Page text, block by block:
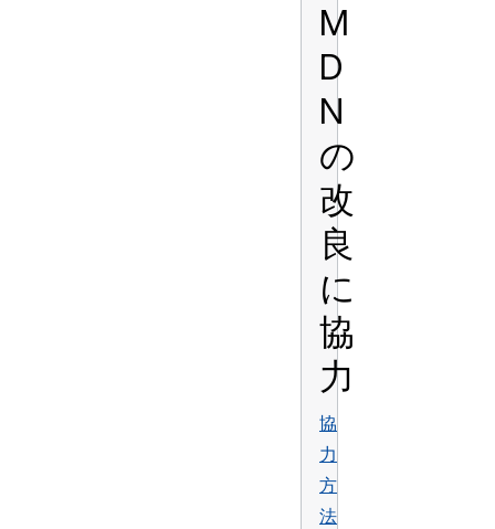
M
D
N
の
改
良
に
協
力
協
力
方
法